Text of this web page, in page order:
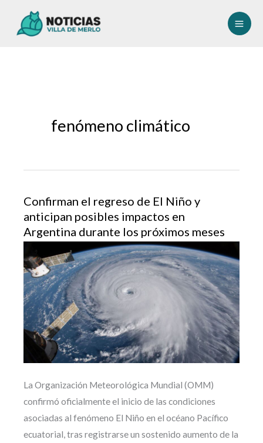
fenómeno climático
Confirman el regreso de El Niño y
anticipan posibles impactos en
Argentina durante los próximos meses
La Organización Meteorológica Mundial (OMM)
confirmó oficialmente el inicio de las condiciones
asociadas al fenómeno El Niño en el océano Pacífico
ecuatorial, tras registrarse un sostenido aumento de la